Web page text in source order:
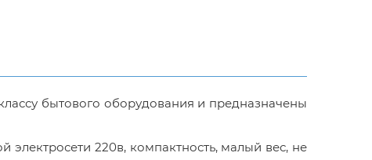
бытового оборудования и предназначены
220в, компактность, малый вес, не